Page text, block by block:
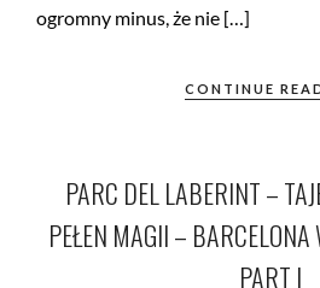
ogromny minus, że nie […]
CONTINUE
PARC DEL LABERINT –
PEŁEN MAGII – BARCELONA
PART I